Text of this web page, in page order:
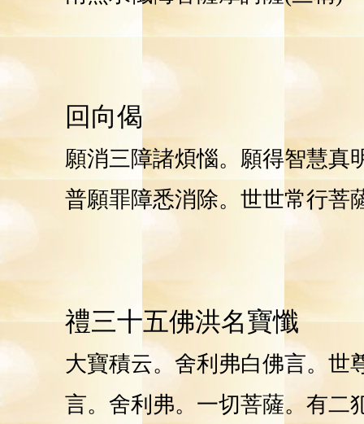
回向偈
願消三障諸煩惱。願得智慧真
普願罪障悉消除。世世常行菩
禮三十五佛洪名寶懺
大寶積云。舍利弗白佛言。世
言。舍利弗。一切菩薩。有二